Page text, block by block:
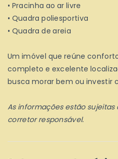
• Pracinha ao ar livre
• Quadra poliesportiva
• Quadra de areia
Um imóvel que reúne
completo e excelente
busca morar bem ou investir
As informações estão
corretor responsável.